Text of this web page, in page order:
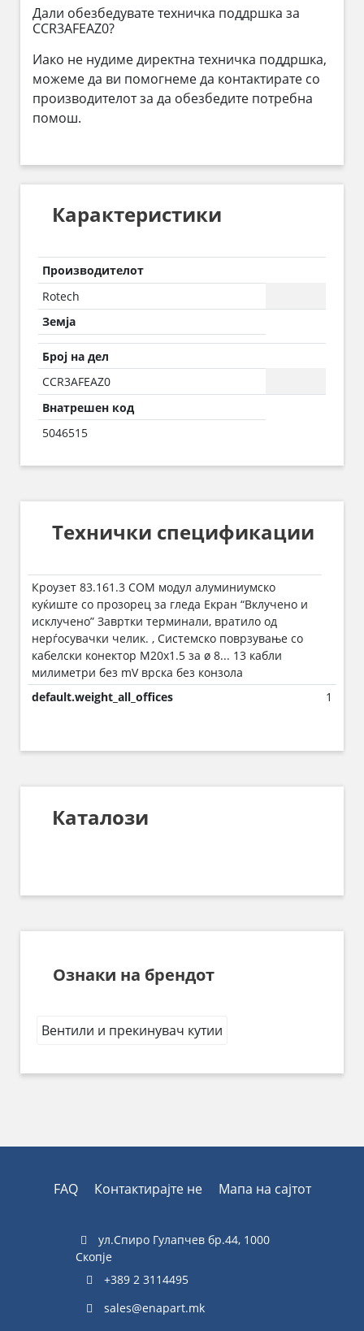
Дали обезбедувате техничка поддршка за
CCR3AFEAZ0?
Иако не нудиме директна техничка поддршка,
можеме да ви помогнеме да контактирате со
производителот за да обезбедите потребна
помош.
Карактеристики
Производителот
Rotech
Земја
Број на дел
CCR3AFEAZ0
Внатрешен код
5046515
Технички спецификации
Кроузет 83.161.3 COM модул алуминиумско
куќиште со прозорец за гледа Екран “Вклучено и
исклучено” Завртки терминали, вратило од
нерѓосувачки челик. , Системско поврзување со
кабелски конектор M20x1.5 за ø 8... 13 кабли
милиметри без mV врска без конзола
default.weight_all_offices
1
Каталози
Ознаки на брендот
Вентили и прекинувач кутии
FAQ Контактирајте не Мапа на сајтот
ул.Спиро Гулапчев бр.44, 1000
Скопје
+389 2 3114495
sales@enapart.mk